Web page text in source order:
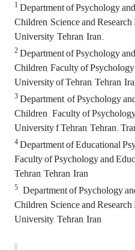
1Department of Psychology
Children, Science and
University, Tehran, Iran.
2Department of Psychology
Children, Faculty of
University of Tehran, Tehran,
3Department, of Psychology
Children , Faculty of
University f Tehran, Tehran.
4Department of Educational
Faculty of Psychology and
Tehran, Tehran, Iran
5, Department of Psychology
Children, Science and
University, Tehran, Iran